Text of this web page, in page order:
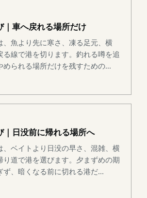
｜車へ戻れる場所だけ
、魚より先に寒さ、凍る足元、横
る線で港を切ります。釣れる噂を追
められる場所だけを残すための...
｜日没前に帰れる場所へ
、ベイトより日没の早さ、混雑、横
り道で港を選びます。夕まずめの期
ず、暗くなる前に切れる港だ...